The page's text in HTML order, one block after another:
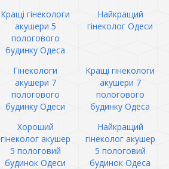
Кращі гінекологи
акушери 5
пологового
будинку Одеса
Найкращий
гінеколог Одеси
Гінекологи
акушери 7
пологового
будинку Одеси
Кращі гінекологи
акушери 7
пологового
будинку Одеса
Хороший
гінеколог акушер
5 пологовий
будинок Одеси
Найкращий
гінеколог акушер
5 пологовий
будинок Одеса